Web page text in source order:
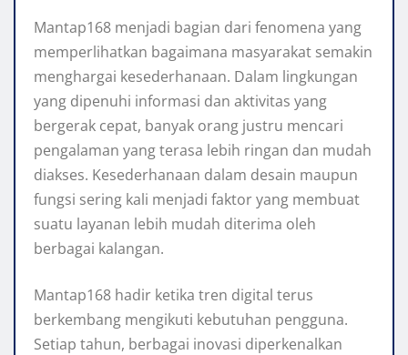
Mantap168 menjadi bagian dari fenomena yang
memperlihatkan bagaimana masyarakat semakin
menghargai kesederhanaan. Dalam lingkungan
yang dipenuhi informasi dan aktivitas yang
bergerak cepat, banyak orang justru mencari
pengalaman yang terasa lebih ringan dan mudah
diakses. Kesederhanaan dalam desain maupun
fungsi sering kali menjadi faktor yang membuat
suatu layanan lebih mudah diterima oleh
berbagai kalangan.
Mantap168 hadir ketika tren digital terus
berkembang mengikuti kebutuhan pengguna.
Setiap tahun, berbagai inovasi diperkenalkan